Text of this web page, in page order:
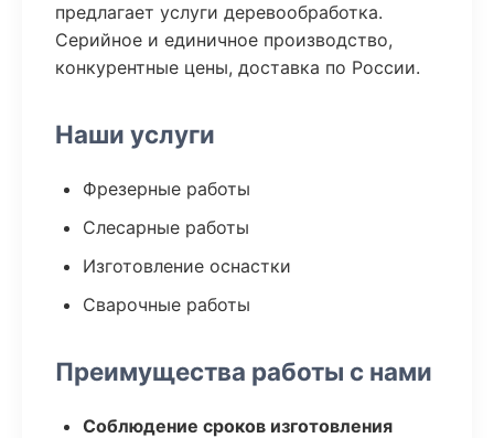
предлагает услуги деревообработка.
Серийное и единичное производство,
конкурентные цены, доставка по России.
Наши услуги
Фрезерные работы
Слесарные работы
Изготовление оснастки
Сварочные работы
Преимущества работы с нами
Соблюдение сроков изготовления